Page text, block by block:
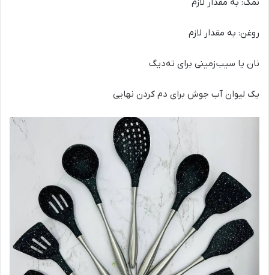
روغن: به مقدار لازم
نان یا سیب‌زمینی برای ته‌دیگ
یک لیوان آب جوش برای دم کردن نهایی